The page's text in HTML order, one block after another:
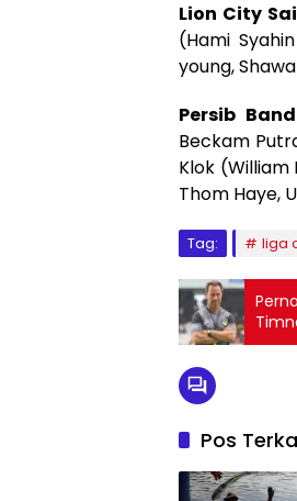
Lion City
(Hami
young,
Persib
Beckam
Klok (William
Thom Haye,
Tag: liga
Pos